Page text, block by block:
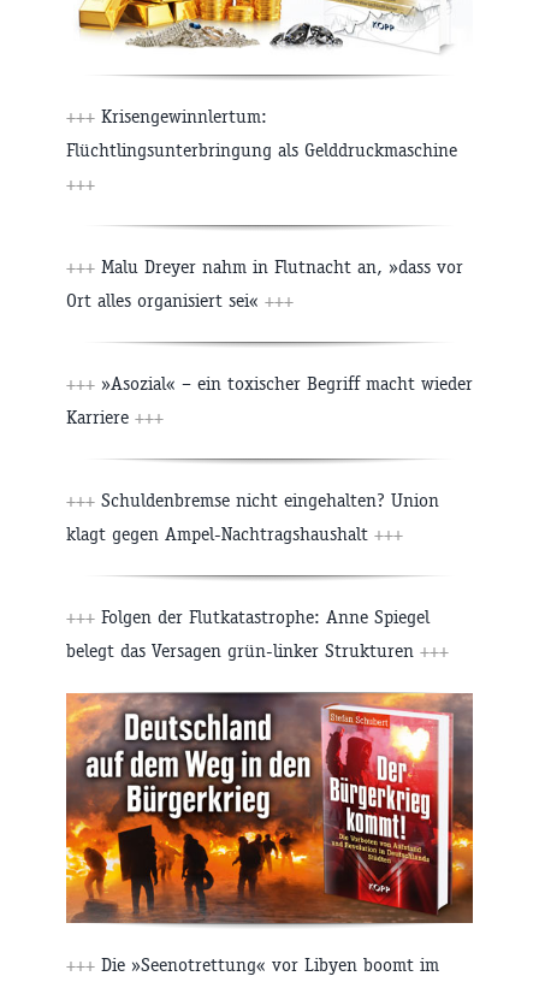
+++ Krisengewinnlertum:
Flüchtlingsunterbringung als Gelddruckmaschine
+++
+++ Malu Dreyer nahm in Flutnacht an, »dass vor
Ort alles organisiert sei« +++
+++ »Asozial« – ein toxischer Begriff macht wieder
Karriere +++
+++ Schuldenbremse nicht eingehalten? Union
klagt gegen Ampel-Nachtragshaushalt +++
+++ Folgen der Flutkatastrophe: Anne Spiegel
belegt das Versagen grün-linker Strukturen +++
+++ Die »Seenotrettung« vor Libyen boomt im